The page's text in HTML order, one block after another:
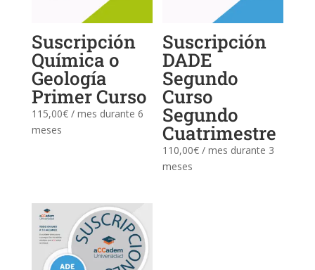
Suscripción
Química o
Geología
Primer Curso
115,00€ / mes durante 6
meses
Suscripción
DADE
Segundo
Curso
Segundo
Cuatrimestre
110,00€ / mes durante 3
meses